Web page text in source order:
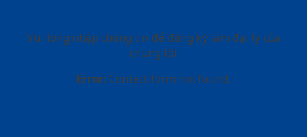
Vui lòng nhập thông tin để đăng ký làm đại lý của
chúng tôi
Error: Contact form not found.